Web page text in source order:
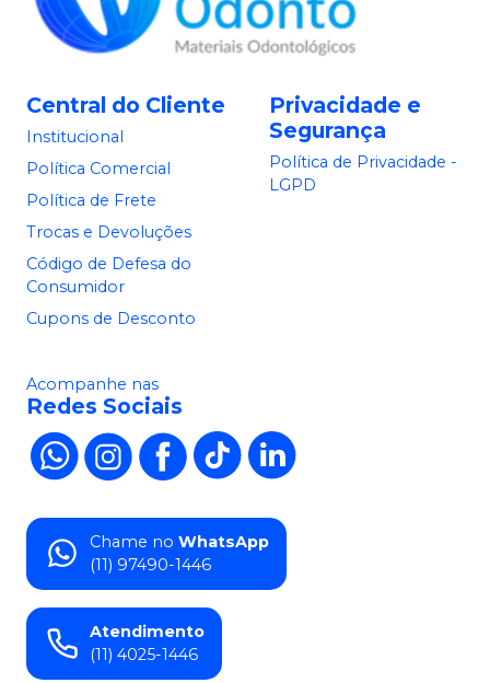
Central do Cliente
Institucional
Política Comercial
Política de Frete
Trocas e Devoluções
Código de Defesa do
Consumidor
Cupons de Desconto
Privacidade e
Segurança
Política de Privacidade -
LGPD
Acompanhe nas
Redes Sociais
Chame no WhatsApp
(11) 97490-1446
Atendimento
(11) 4025-1446